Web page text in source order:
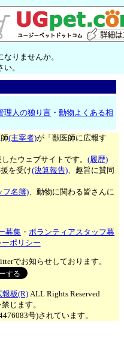
りませんか。
。
理人の独り言 ・動物よくある相
(主宰者)が「獣医師に広報す
たウェブサイトです。(履歴)
を受け(決算報告)、趣旨に賛同
フ名簿)、動物に関わる皆さんに
募集 ・ボランティアスタッフ募
ポリシー
でお知らせしております。
報板(R)ALL Rights Reserved
じます。
号)されています。